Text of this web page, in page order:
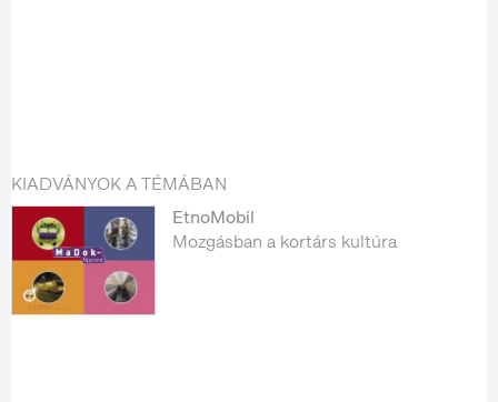
KIADVÁNYOK A TÉMÁBAN
EtnoMobil
Mozgásban a kortárs kultúra